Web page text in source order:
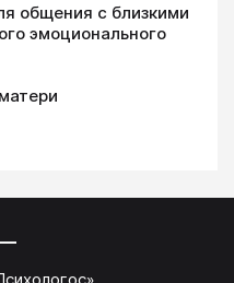
общения с близкими
эмоционального